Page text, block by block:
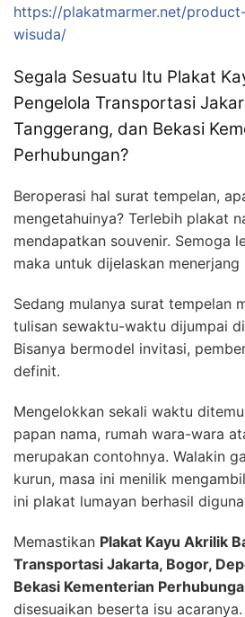
https://plakatmarmer.net/
wisuda/
Segala Sesuatu Itu Plakat
Pengelola Transportasi
Tanggerang, dan Bekasi
Perhubungan?
Beroperasi hal surat tempelan,
mengetahuinya? Terlebih plakat
mendapatkan souvenir. Semoga
maka untuk dijelaskan
Sedang mulanya surat tempelan
tulisan sewaktu-waktu dijumpai
Bisanya bermodel invitasi,
definit.
Mengelokkan sekali waktu
papan nama, rumah wara-wara
merupakan contohnya. Walakin
kurun, masa ini menilik
ini plakat lumayan berhasil
Memastikan Plakat Kayu Akrilik
Transportasi Jakarta, Bogor,
Bekasi Kementerian
disesuaikan beserta isu acaranya.